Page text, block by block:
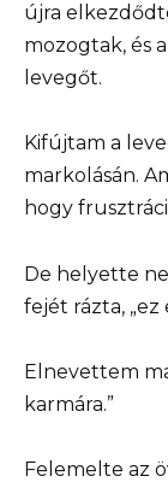
újra
mozogtak, és
levegőt.
Kifújtam a
markolásán.
hogy
De helyette
fejét rázta,
Elnevettem
karmára.”
Felemelte az